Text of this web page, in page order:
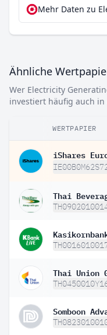
Ähnliche
Wer Electricity
investiert häufig auch
WERTPAPIER
iShares
Thai
Thai Union